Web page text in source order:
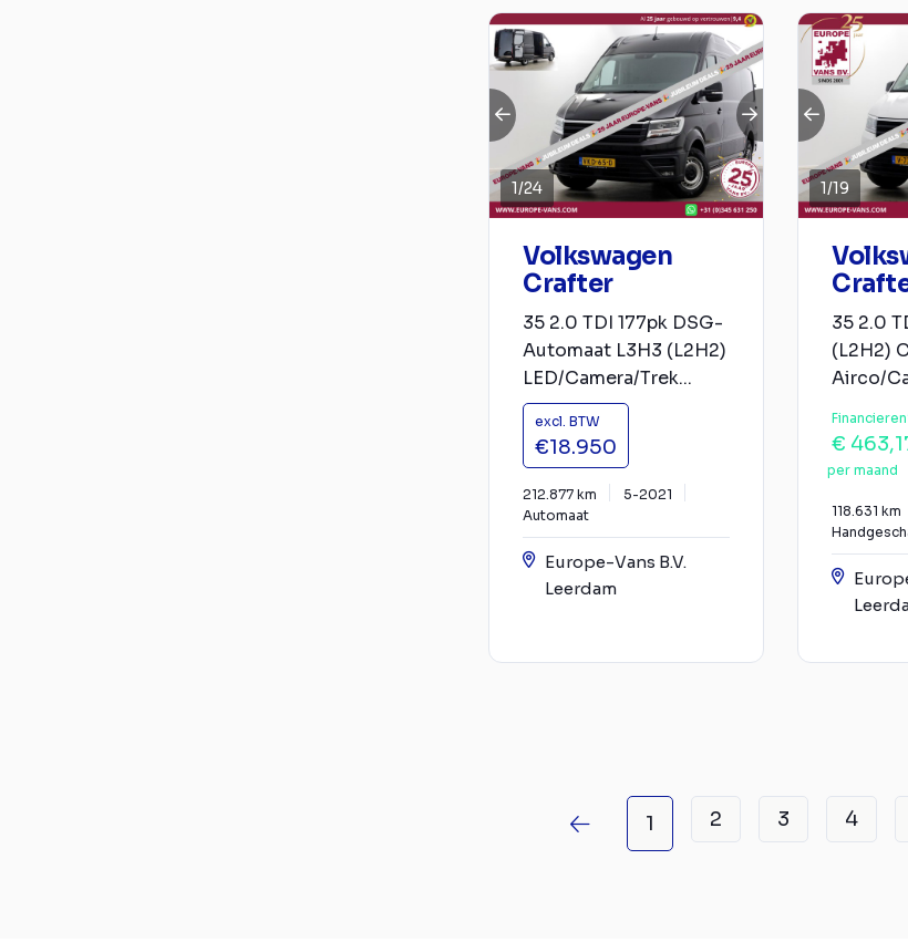
1/24
Volkswagen
Crafter
35 2.0 TDI 177pk DSG-
Automaat L3H3 (L2H2)
LED/Camera/Trek...
excl. BTW
€18.950
212.877 km
5-2021
Automaat
Europe-Vans B.V.
Leerdam
1/19
35 2.0
(L2H2)
Airco/
€
per maand
118.631 km
1 2 3 4